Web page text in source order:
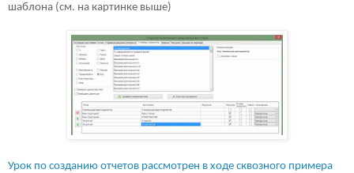
шаблона (см. на картинке выше)
Урок по созданию отчетов рассмотрен в ходе сквозного примера